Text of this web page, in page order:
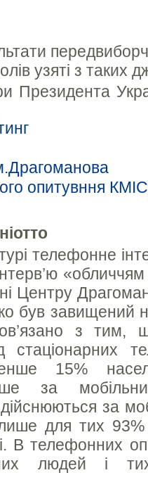
узяті з таких
Президента
опитувння КМІС
телефонне
Центру
був завищений
з тим,
стаціонарних
15%
за
за
для тих
В телефонних
людей і